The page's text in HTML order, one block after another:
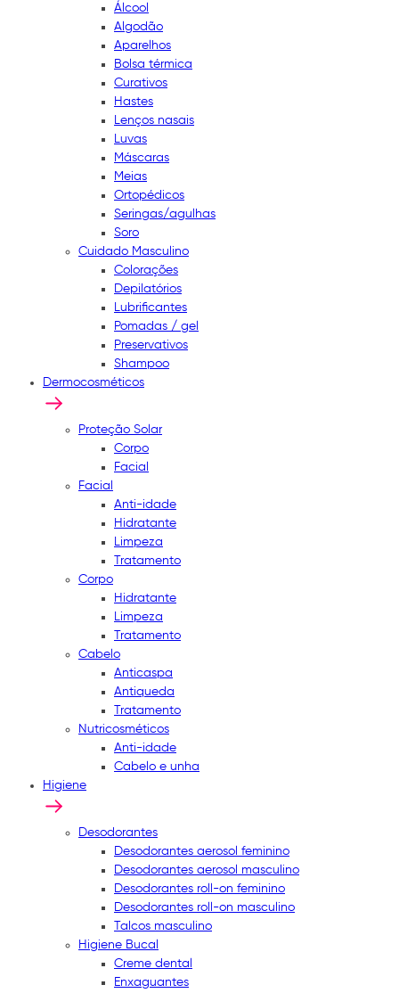
Álcool
Algodão
Aparelhos
Bolsa térmica
Curativos
Hastes
Lenços nasais
Luvas
Máscaras
Meias
Ortopédicos
Seringas/agulhas
Soro
Cuidado Masculino
Colorações
Depilatórios
Lubrificantes
Pomadas / gel
Preservativos
Shampoo
Dermocosméticos
Proteção Solar
Corpo
Facial
Facial
Anti-idade
Hidratante
Limpeza
Tratamento
Corpo
Hidratante
Limpeza
Tratamento
Cabelo
Anticaspa
Antiqueda
Tratamento
Nutricosméticos
Anti-idade
Cabelo e unha
Higiene
Desodorantes
Desodorantes aerosol feminino
Desodorantes aerosol masculino
Desodorantes roll-on feminino
Desodorantes roll-on masculino
Talcos masculino
Higiene Bucal
Creme dental
Enxaguantes